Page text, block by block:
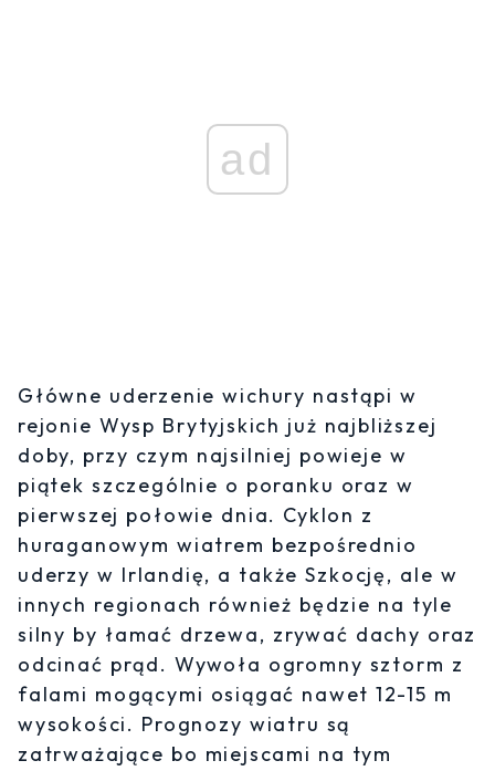
ad
Główne uderzenie wichury nastąpi w
rejonie Wysp Brytyjskich już najbliższej
doby, przy czym najsilniej powieje w
piątek szczególnie o poranku oraz w
pierwszej połowie dnia. Cyklon z
huraganowym wiatrem bezpośrednio
uderzy w Irlandię, a także Szkocję, ale w
innych regionach również będzie na tyle
silny by łamać drzewa, zrywać dachy oraz
odcinać prąd. Wywoła ogromny sztorm z
falami mogącymi osiągać nawet 12-15 m
wysokości. Prognozy wiatru są
zatrważające bo miejscami na tym